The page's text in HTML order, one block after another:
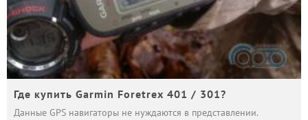
Где купить Garmin Foretrex 401 / 301?
Данные GPS навигаторы не нуждаются в представлении.